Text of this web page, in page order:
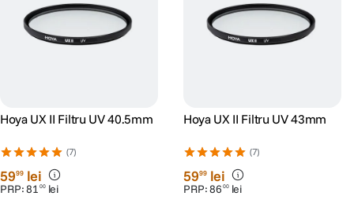
Hoya UX II Filtru UV 40.5mm
(7)
5999 lei
PRP:81 00 lei
Hoya UX II Filtru UV 43mm
(7)
5999 lei
PRP:86 00 lei